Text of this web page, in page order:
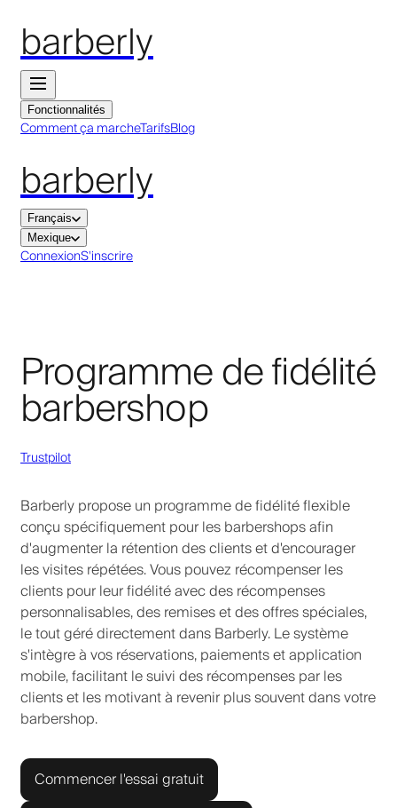
barberly
Fonctionnalités
Comment ça marcheTarifsBlog
barberly
Français
Mexique
ConnexionS'inscrire
Programme de fidélité
barbershop
Trustpilot
Barberly propose un programme de fidélité flexible
conçu spécifiquement pour les barbershops afin
d'augmenter la rétention des clients et d'encourager
les visites répétées. Vous pouvez récompenser les
clients pour leur fidélité avec des récompenses
personnalisables, des remises et des offres spéciales,
le tout géré directement dans Barberly. Le système
s'intègre à vos réservations, paiements et application
mobile, facilitant le suivi des récompenses par les
clients et les motivant à revenir plus souvent dans votre
barbershop.
Commencer l'essai gratuit